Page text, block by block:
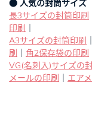
● 人気の封筒サイズ
長3サイズの封筒印刷
印刷
A3サイズの封筒印刷
刷
角2保存袋の印刷
VG(名刺入)サイズの
メールの印刷
エア